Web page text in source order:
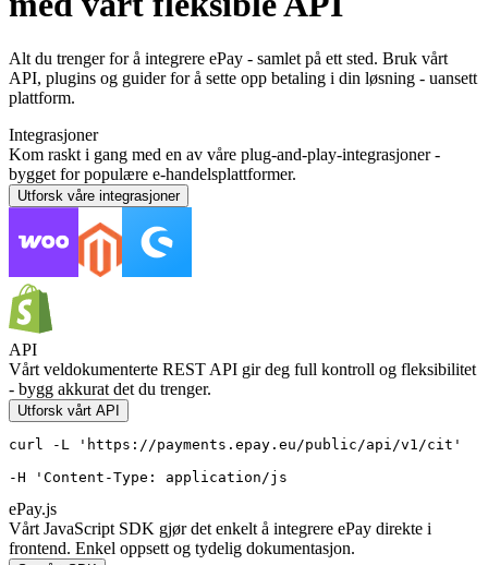
Alt du trenger for å integrere ePay - samlet på ett sted. Bruk vårt
API, plugins og guider for å sette opp betaling i din løsning - uansett
plattform.
Integrasjoner
Kom raskt i gang med en av våre plug-and-play-integrasjoner -
bygget for populære e-handelsplattformer.
Utforsk våre integrasjoner
API
Vårt veldokumenterte REST API gir deg full kontroll og fleksibilitet
- bygg akkurat det du trenger.
Utforsk vårt API
curl -L 'https://payments.epay.eu/public/api/v1/cit'
-H 'Content-Type: application/json'
ePay.js
Vårt JavaScript SDK gjør det enkelt å integrere ePay direkte i